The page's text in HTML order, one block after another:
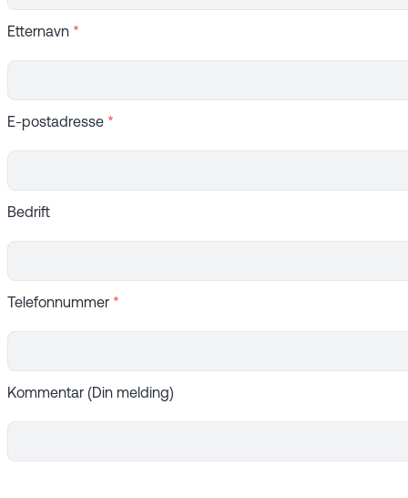
Etternavn *
E-postadresse *
Bedrift
Telefonnummer *
Kommentar (Din melding)